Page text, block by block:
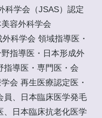
科学会（JSAS）認定
容外科学会
科学会 領域指導医・
指導医・日本形成外
指導医・専門医・会
会 再生医療認定医・
員、日本臨床医学発毛
、日本臨床抗老化医学